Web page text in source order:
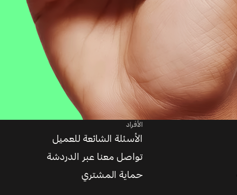
الأفراد
الأسئلة الشائعة للعميل
تواصل معنا عبر الدردشة
حماية المشتري